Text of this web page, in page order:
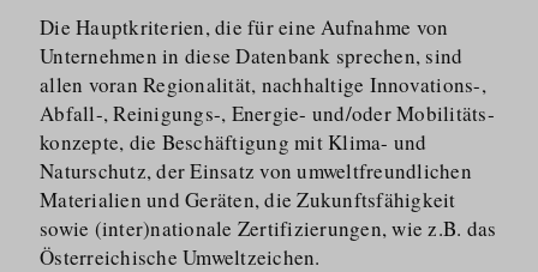
Die Hauptkriterien, die für eine Aufnahme von
Unternehmen in diese Datenbank sprechen, sind
allen voran Regionalität, nachhaltige Innovations-,
Abfall-, Reinigungs-, Energie- und/​oder Mobilitäts­
konzepte, die Beschäftigung mit Klima- und
Naturschutz, der Einsatz von umweltfreundlichen
Materialien und Geräten, die Zukunfts­fähigkeit
sowie (inter)nationale Zertifizierungen, wie z.B. das
Österreichische Umweltzeichen.